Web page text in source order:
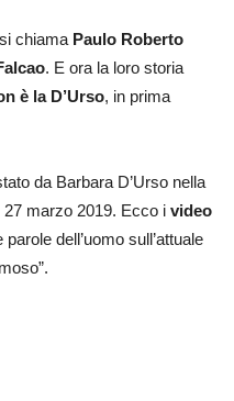
chiama Paulo Roberto
. E ora la loro storia
è la D’Urso, in prima
da Barbara D’Urso nella
marzo 2019. Ecco i video
dell’uomo sull’attuale